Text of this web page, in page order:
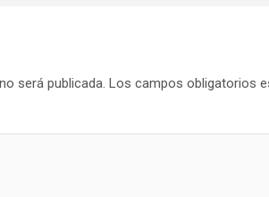
será publicada. Los campos obligatorios